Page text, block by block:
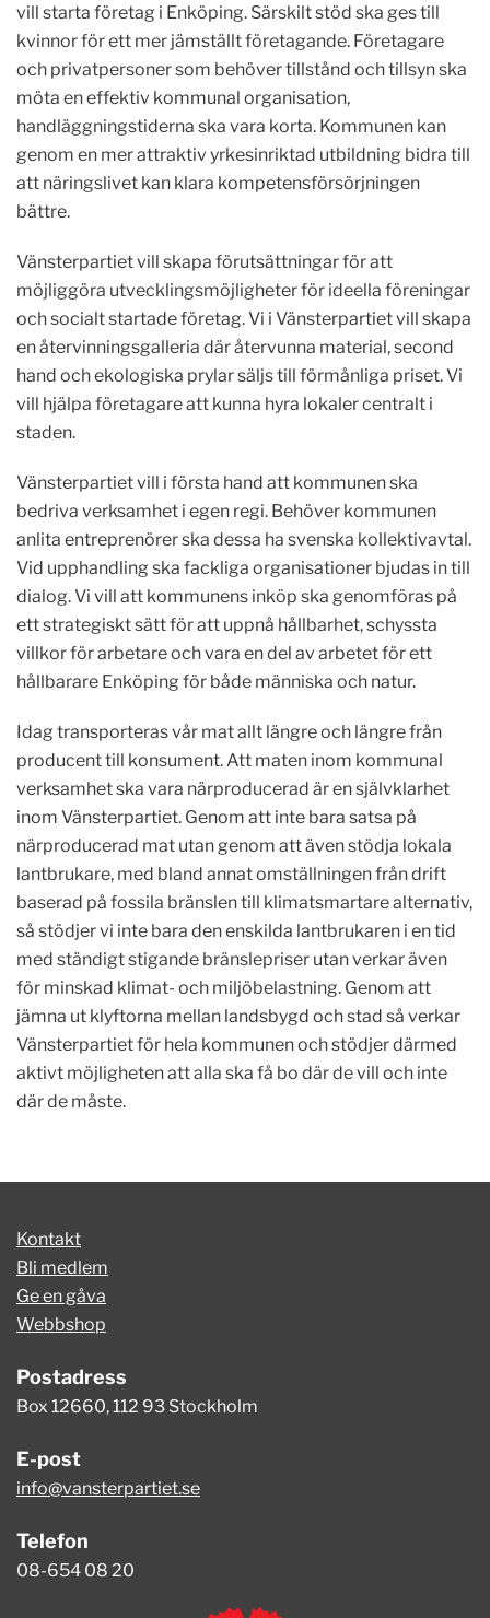
vill starta företag i Enköping. Särskilt stöd ska ges till
kvinnor för ett mer jämställt företagande. Företagare
och privatpersoner som behöver tillstånd och tillsyn ska
möta en effektiv kommunal organisation,
handläggningstiderna ska vara korta. Kommunen kan
genom en mer attraktiv yrkesinriktad utbildning bidra till
att näringslivet kan klara kompetensförsörjningen
bättre.
Vänsterpartiet vill skapa förutsättningar för att
möjliggöra utvecklingsmöjligheter för ideella föreningar
och socialt startade företag. Vi i Vänsterpartiet vill skapa
en återvinningsgalleria där återvunna material, second
hand och ekologiska prylar säljs till förmånliga priset. Vi
vill hjälpa företagare att kunna hyra lokaler centralt i
staden.
Vänsterpartiet vill i första hand att kommunen ska
bedriva verksamhet i egen regi. Behöver kommunen
anlita entreprenörer ska dessa ha svenska kollektivavtal.
Vid upphandling ska fackliga organisationer bjudas in till
dialog. Vi vill att kommunens inköp ska genomföras på
ett strategiskt sätt för att uppnå hållbarhet, schyssta
villkor för arbetare och vara en del av arbetet för ett
hållbarare Enköping för både människa och natur.
Idag transporteras vår mat allt längre och längre från
producent till konsument. Att maten inom kommunal
verksamhet ska vara närproducerad är en självklarhet
inom Vänsterpartiet. Genom att inte bara satsa på
närproducerad mat utan genom att även stödja lokala
lantbrukare, med bland annat omställningen från drift
baserad på fossila bränslen till klimatsmartare alternativ,
så stödjer vi inte bara den enskilda lantbrukaren i en tid
med ständigt stigande bränslepriser utan verkar även
för minskad klimat- och miljöbelastning. Genom att
jämna ut klyftorna mellan landsbygd och stad så verkar
Vänsterpartiet för hela kommunen och stödjer därmed
aktivt möjligheten att alla ska få bo där de vill och inte
där de måste.
Kontakt
Bli medlem
Ge en gåva
Webbshop
Postadress
Box 12660, 112 93 Stockholm
E-post
info@vansterpartiet.se
Telefon
08-654 08 20